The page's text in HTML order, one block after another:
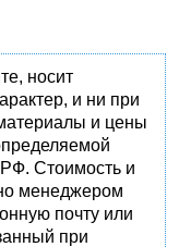
носит
и ни при
и цены
Стоимость и
менеджером
почту или
при